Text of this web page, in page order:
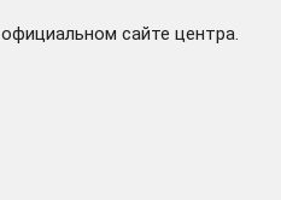
официальном сайте центра.